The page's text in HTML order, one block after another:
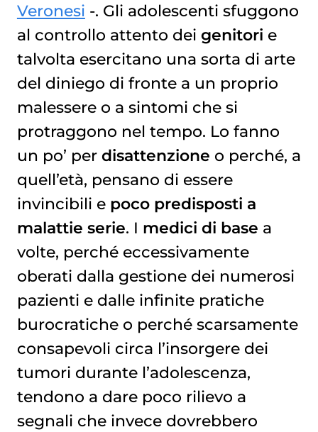
Veronesi -. Gli adolescenti sfuggono
al controllo attento dei genitori e
talvolta esercitano una sorta di arte
del diniego di fronte a un proprio
malessere o a sintomi che si
protraggono nel tempo. Lo fanno
un po’ per disattenzione o perché, a
quell’età, pensano di essere
invincibili epoco predisposti a
malattie serie. I medici di base a
volte, perché eccessivamente
oberati dalla gestione dei numerosi
pazienti e dalle infinite pratiche
burocratiche o perché scarsamente
consapevoli circa l’insorgere dei
tumori durante l’adolescenza,
tendono a dare poco rilievo a
segnali che invece dovrebbero